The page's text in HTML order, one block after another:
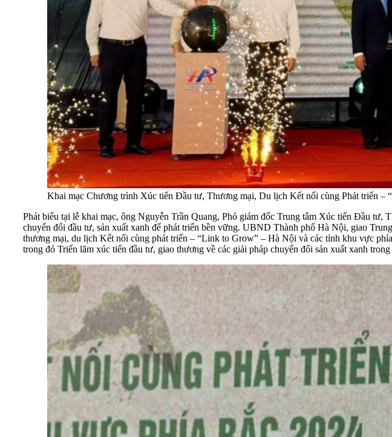
Khai mạc Chương trình Xúc tiến Đầu tư, Thương mại, Du lịch Kết nối cùng Phát triển
Phát biểu tại lễ khai mạc, ông Nguyễn Trần Quang, Phó giám đốc Trung tâm Xúc tiến Đầu
chuyển đổi đầu tư, sản xuất xanh để phát triển bền vững. UBND Thành phố Hà Nội, giao
thương mại, du lịch Kết nối cùng phát triển – “Link to Grow” – Hà Nội và các tỉnh khu vực
trong đó Triển lãm xúc tiến đầu tư, giao thương về các giải pháp chuyển đổi sản xuất xanh